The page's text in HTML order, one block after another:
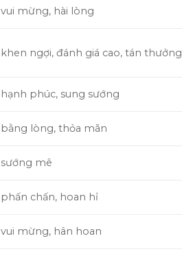
vui mừng, hài lòng
khen ngợi, đánh giá cao, tán thưởng
hạnh phúc, sung sướng
bằng lòng, thỏa mãn
sướng mê
phấn chấn, hoan hỉ
vui mừng, hân hoan